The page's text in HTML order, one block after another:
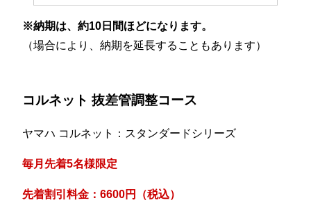
※納期は、約10日間ほどになります。
（場合により、納期を延長することもあります）
コルネット 抜差管調整コース
ヤマハ コルネット：スタンダードシリーズ
毎月先着5名様限定
先着割引料金：6600円（税込）